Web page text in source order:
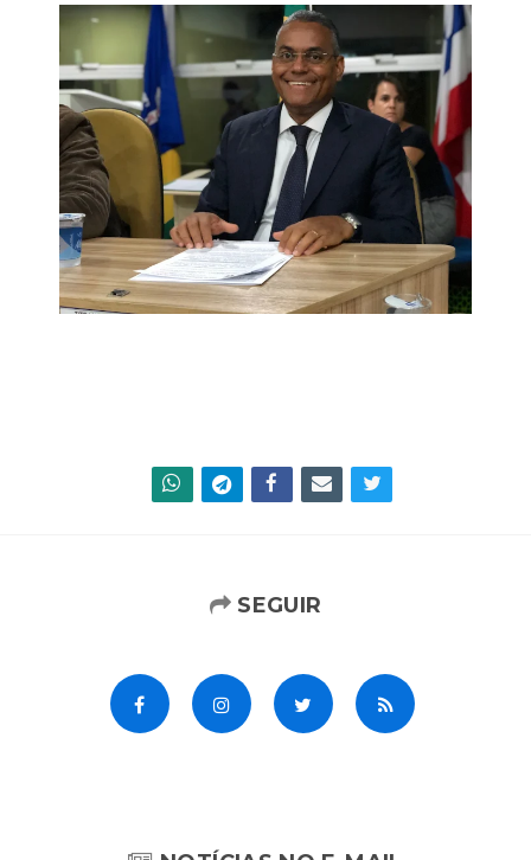
SEGUIR